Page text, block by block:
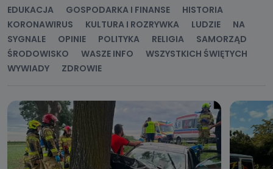
EDUKACJA
GOSPODARKA I FINANSE
HISTORIA
KORONAWIRUS
KULTURA I ROZRYWKA LUDZIE
NA
SYGNALE
OPINIE POLITYKA RELIGIA
SAMORZĄD
ŚRODOWISKO
WASZE INFO
WSZYSTKICH ŚWIĘTYCH
WYWIADY
ZDROWIE